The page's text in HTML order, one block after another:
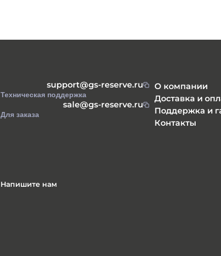
support@gs-reserve.ru
Техническая поддержка
sale@gs-reserve.ru
Для заказа
О компании
Доставка и
Поддержка и
Контакты
Напишите нам